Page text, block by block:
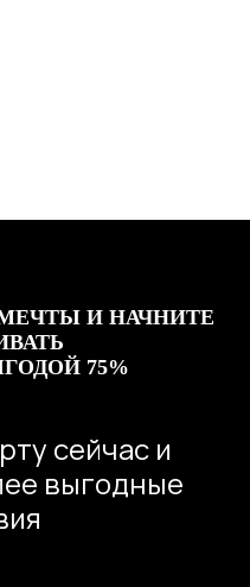
И НАЧНИТЕ
75%
сейчас и
выгодные